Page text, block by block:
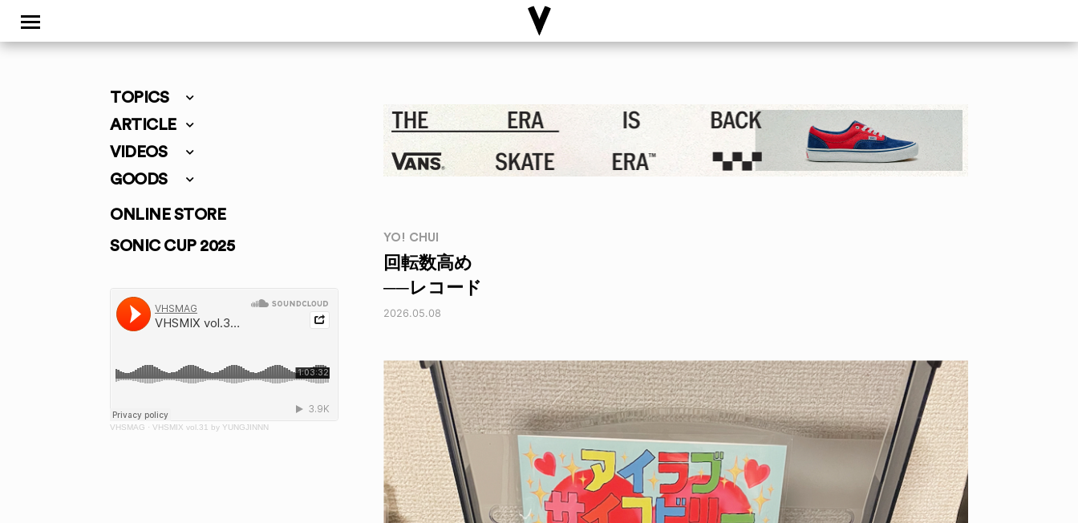
TOPICS
ARTICLE
VIDEOS
GOODS
ONLINE STORE
SONIC CUP 2025
VHSMAG · VHSMIX vol.31 by YUNGJINNN
YO! CHUI
回転数高め
──レコード
2026.05.08